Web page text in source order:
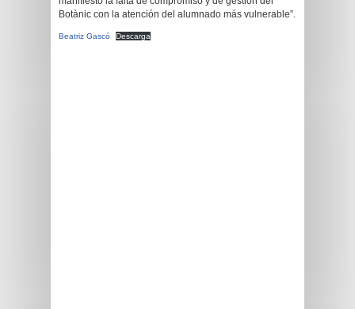
Botànic con la atención del alumnado más vulnerable”.
Beatriz Gascó Descarga